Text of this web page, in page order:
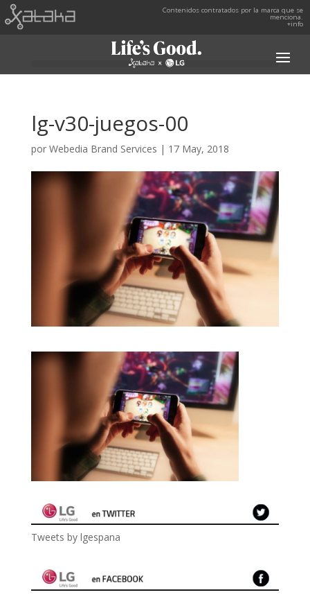
Contenidos contratados por la marca que se
menciona.
+info
lg-v30-juegos-00
por Webedia Brand Services | 17 May, 2018
Tweets by lgespana